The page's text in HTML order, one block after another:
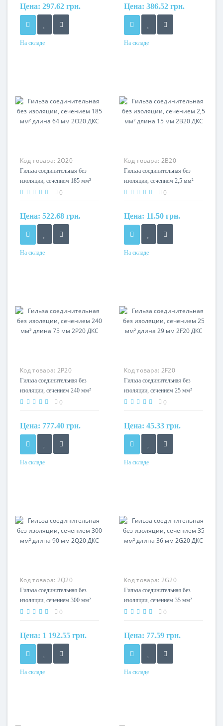
Цена: 297.62 грн.
На складе
Цена: 386.52 грн.
На складе
Код товара: 2O20
Гильза соединительная без
изоляции, сечением 185 мм²
длина 64 мм 2O20 ДКС
0
Цена: 522.68 грн.
На складе
Код товара: 2B20
Гильза соединительная без
изоляции, сечением 2,5 мм²
длина 15 мм 2B20 ДКС
0
Цена: 11.50 грн.
На складе
Код товара: 2P20
Гильза соединительная без
изоляции, сечением 240 мм²
длина 75 мм 2P20 ДКС
0
Цена: 777.40 грн.
На складе
Код товара: 2F20
Гильза соединительная без
изоляции, сечением 25 мм²
длина 29 мм 2F20 ДКС
0
Цена: 45.33 грн.
На складе
Код товара: 2Q20
Гильза соединительная без
изоляции, сечением 300 мм²
длина 90 мм 2Q20 ДКС
0
Цена: 1 192.55 грн.
На складе
Код товара: 2G20
Гильза соединительная без
изоляции, сечением 35 мм²
длина 36 мм 2G20 ДКС
0
Цена: 77.59 грн.
На складе